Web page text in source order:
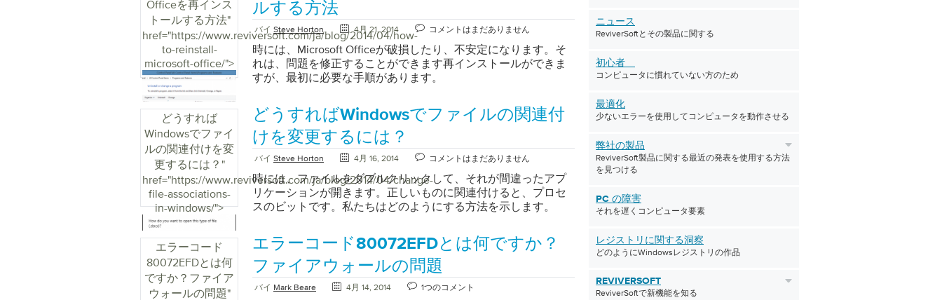
バが最新のものであることを確認することをお勧めします。こ
れを行うには、コンピュータの製造元のサポート部門にアクセ
スするか、 Driver Reviverを使用します。
Officeを再インス
トールする方法"
href="https://www.reviversoft.com/ja/blog/2014/04/how-
to-reinstall-
microsoft-office/">
ルする方法
バイ Steve Horton 4月 21, 2014 コメントはまだありません
時には、Microsoft Officeが破損したり、不安定になります。そ
れは、問題を修正することができます再インストールができま
すが、最初に必要な手順があります。
どうすれば
Windowsでファイ
ルの関連付けを変
更するには？ "
href="https://www.reviversoft.com/ja/blog/2014/04/change-
file-associations-
in-windows/">
どうすればWindowsでファイルの関連付
けを変更するには？
バイ Steve Horton 4月 16, 2014 コメントはまだありません
時には、ファイルをダブルクリックして、それが間違ったアプ
リケーションが開きます。正しいものに関連付けると、プロセ
スのビットです。私たちはどのようにする方法を示します。
エラーコード
80072EFDとは何
ですか？ファイア
ウォールの問題"
エラーコード80072EFDとは何ですか？
ファイアウォールの問題
バイ Mark Beare 4月 14, 2014 1つのコメント
ニュース
ReviverSoftとその製品に関する
初心者
コンピュータに慣れていない方のため
最適化
少ないエラーを使用してコンピュータを動作させる
弊社の製品
ReviverSoft製品に関する最近の発表を使用する方法
を見つける
PC の障害
それを遅くコンピュータ要素
レジストリに関する洞察
どのようにWindowsレジストリの作品
REVIVERSOFT
ReviverSoftで新機能を知る